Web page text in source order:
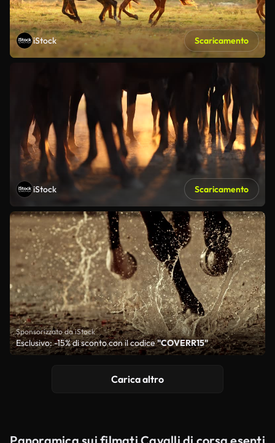
iStock Scaricamento
iStock Scaricamento
Sponsorizzato da iStock
Esclusivo: -15% di sconto con il codice"COVERR15"
Carica altro